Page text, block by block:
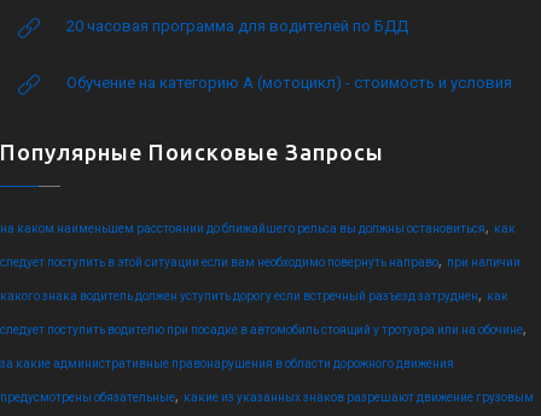
20 часовая программа для водителей по БДД
Обучение на категорию А (мотоцикл) - стоимость и условия
Популярные Поисковые Запросы
на каком наименьшем расстоянии до ближайшего рельса вы должны остановиться, как
следует поступить в этой ситуации если вам необходимо повернуть направо, при наличии
какого знака водитель должен уступить дорогу если встречный разъезд затруднен, как
следует поступить водителю при посадке в автомобиль стоящий у тротуара или на обочине,
за какие административные правонарушения в области дорожного движения
предусмотрены обязательные, какие из указанных знаков разрешают движение грузовым